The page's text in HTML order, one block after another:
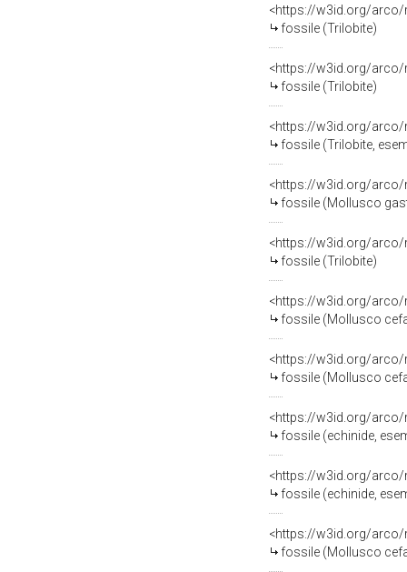
<https://w3id.org/arco/
fossile (Trilobite)
<https://w3id.org/arco/
fossile (Trilobite)
<https://w3id.org/arco/
fossile (Trilobite,
<https://w3id.org/arco/
fossile (Mollusco
<https://w3id.org/arco/
fossile (Trilobite)
<https://w3id.org/arco/
fossile (Mollusco
<https://w3id.org/arco/
fossile (Mollusco
<https://w3id.org/arco/
fossile (echinide,
<https://w3id.org/arco/
fossile (echinide,
<https://w3id.org/arco/
fossile (Mollusco